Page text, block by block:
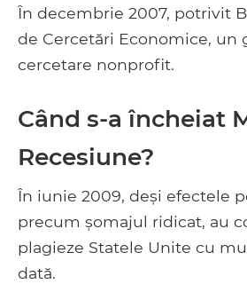
În decembrie 2007, potrivit
de Cercetări Economice, un
cercetare nonprofit.
Când s-a încheiat
Recesiune?
În iunie 2009, deși efectele
precum șomajul ridicat, au
plagieze Statele Unite cu
dată.